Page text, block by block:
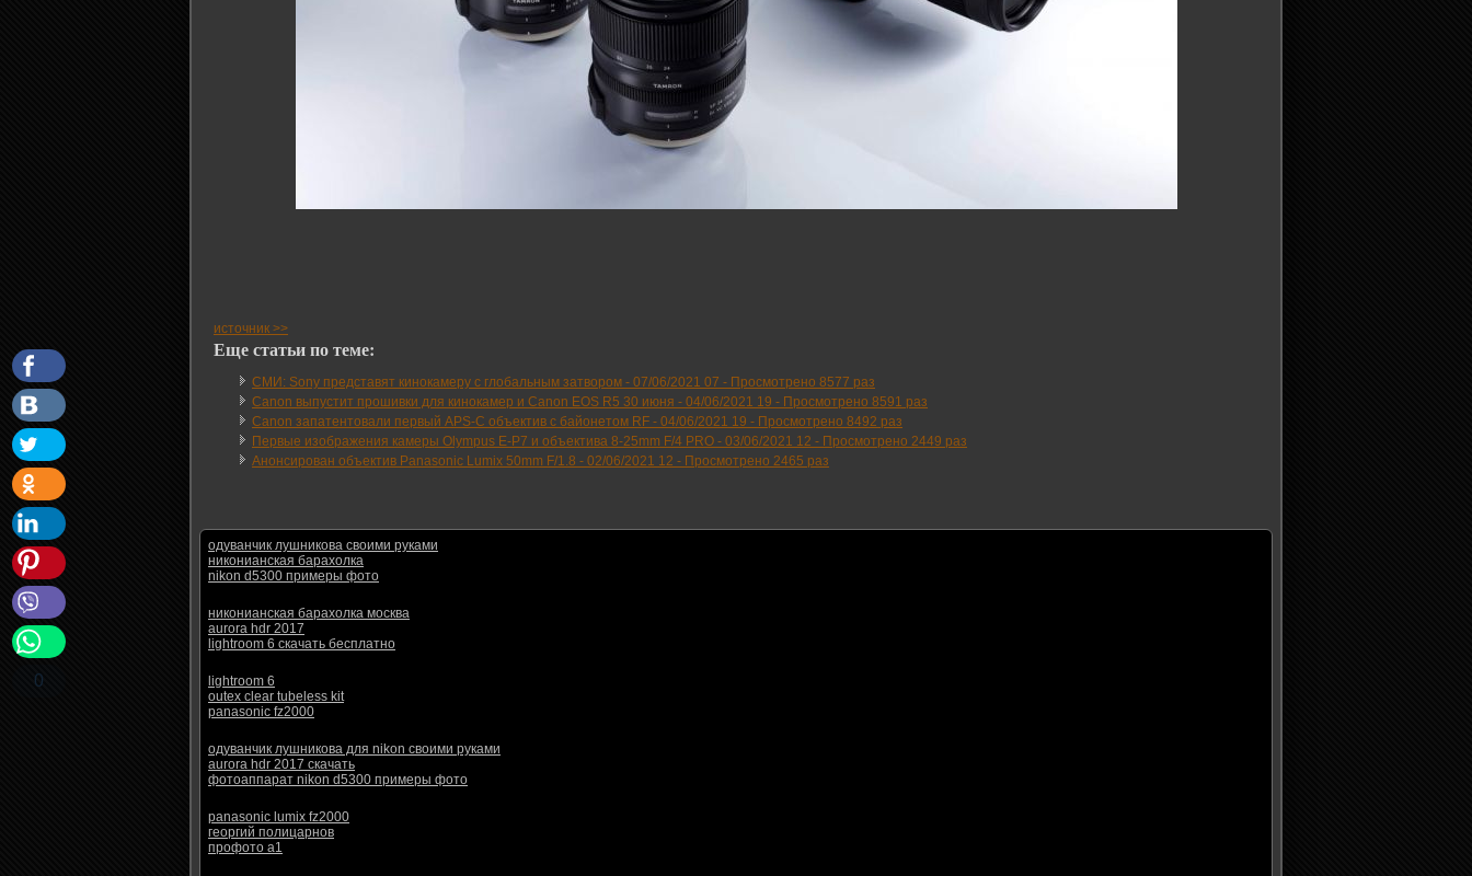
источник >>
0
Еще статьи по теме:
СМИ: Sony представят кинокамеру с глобальным затвором - 07/06/2021 07 - Просмотрено 8577 раз
Canon выпустит прошивки для кинокамер и Canon EOS R5 30 июня - 04/06/2021 19 - Просмотрено 8591 раз
Canon запатентовали первый APS-C объектив с байонетом RF - 04/06/2021 19 - Просмотрено 8492 раз
Первые изображения камеры Olympus E-P7 и объектива 8-25mm F/4 PRO - 03/06/2021 12 - Просмотрено 2449 раз
Анонсирован объектив Panasonic Lumix 50mm F/1.8 - 02/06/2021 12 - Просмотрено 2465 раз
одуванчик лушникова своими руками
никонианская барахолка
nikon d5300 примеры фото
никонианская барахолка москва
aurora hdr 2017
lightroom 6 скачать бесплатно
lightroom 6
outex clear tubeless kit
panasonic fz2000
одуванчик лушникова для nikon своими руками
aurora hdr 2017 скачать
фотоаппарат nikon d5300 примеры фото
panasonic lumix fz2000
георгий полицарнов
профото а1